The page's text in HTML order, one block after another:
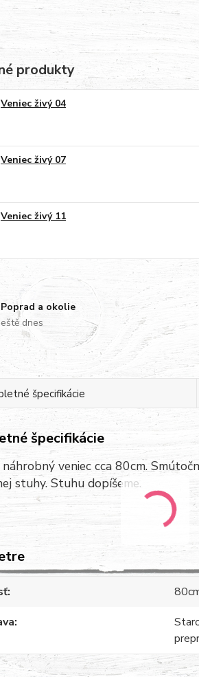
produkty
Veniec živý 04
Veniec živý 07
Veniec živý 11
Poprad a okolie
eště dnes
špecifikácie
špecifikácie
náhrobný veniec cca 80cm.
stuhy. Stuhu dopíšeme.